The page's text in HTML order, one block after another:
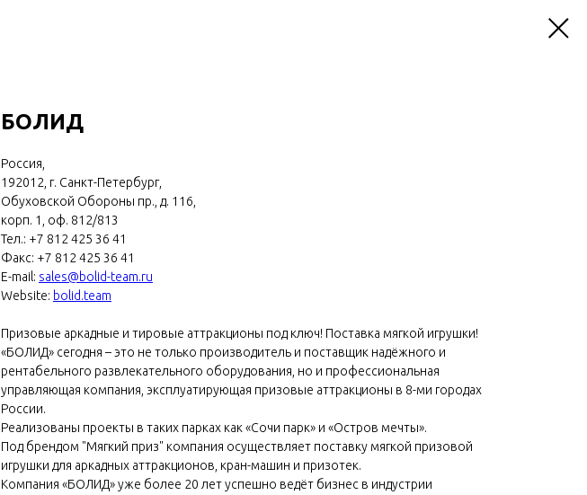
БОЛИД
Россия,
192012, г. Санкт-Петербург,
Обуховской Обороны пр., д. 116,
корп. 1, оф. 812/813
Тел.: +7 812 425 36 41
Факс: +7 812 425 36 41
E-mail: sales@bolid-team.ru
Website: bolid.team
Призовые аркадные и тировые аттракционы под ключ! Поставка мягкой игрушки!
«БОЛИД» сегодня – это не только производитель и поставщик надёжного и
рентабельного развлекательного оборудования, но и профессиональная
управляющая компания, эксплуатирующая призовые аттракционы в 8-ми городах
России.
Реализованы проекты в таких парках как «Сочи парк» и «Остров мечты».
Под брендом "Мягкий приз" компания осуществляет поставку мягкой призовой
игрушки для аркадных аттракционов, кран-машин и призотек.
Компания «БОЛИД» уже более 20 лет успешно ведёт бизнес в индустрии